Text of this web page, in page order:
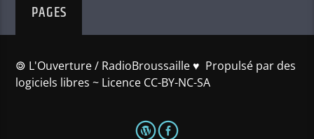
PAGES
🄯 L'Ouverture / RadioBroussaille ♥️ Propulsé par des
logiciels libres ~ Licence CC-BY-NC-SA